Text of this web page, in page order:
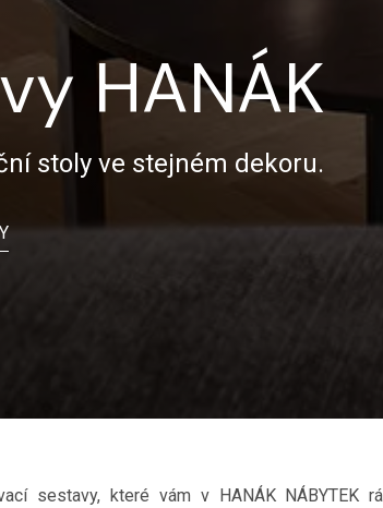
HANÁK
stoly ve stejném dekoru.
sestavy, které vám v HANÁK NÁBYTEK